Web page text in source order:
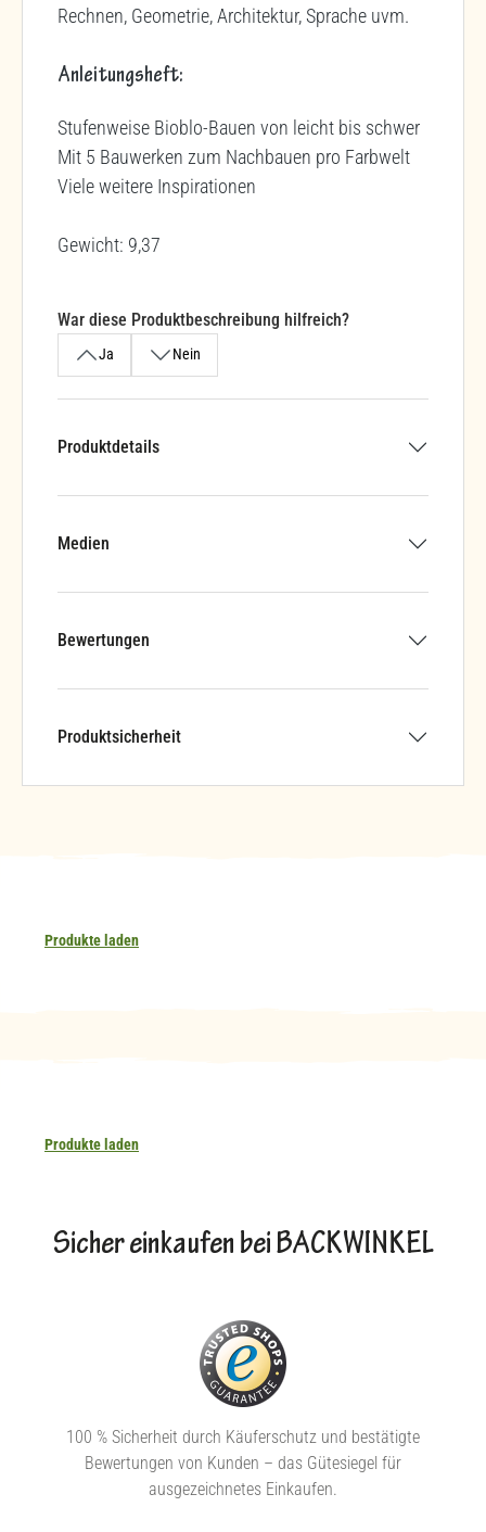
Rechnen, Geometrie, Architektur, Sprache uvm.
Anleitungsheft:
Stufenweise Bioblo-Bauen von leicht bis schwer
Mit 5 Bauwerken zum Nachbauen pro Farbwelt
Viele weitere Inspirationen
Gewicht: 9,37
War diese Produktbeschreibung hilfreich?
Ja Nein
Produktdetails
Medien
Bewertungen
Produktsicherheit
Produkte laden
Produkte laden
Sicher einkaufen bei BACKWINKEL
100 % Sicherheit durch Käuferschutz und bestätigte
Bewertungen von Kunden – das Gütesiegel für
ausgezeichnetes Einkaufen.